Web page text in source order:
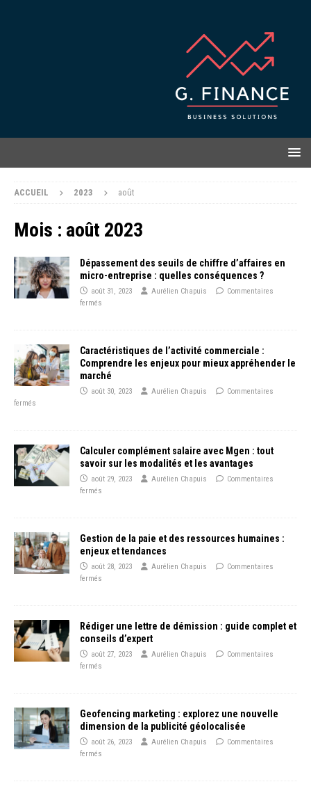
ACCUEIL 2023 août
Mois : août 2023
Dépassement des seuils de chiffre d’affaires en
micro-entreprise : quelles conséquences ?
août 31, 2023 Aurélien Chapuis
Commentaires
fermés
Caractéristiques de l’activité commerciale :
Comprendre les enjeux pour mieux appréhender le
marché
août 30, 2023 Aurélien Chapuis
Commentaires
fermés
Calculer complément salaire avec Mgen : tout
savoir sur les modalités et les avantages
août 29, 2023 Aurélien Chapuis
Commentaires
fermés
Gestion de la paie et des ressources humaines :
enjeux et tendances
août 28, 2023 Aurélien Chapuis
Commentaires
fermés
Rédiger une lettre de démission : guide complet et
conseils d’expert
août 27, 2023 Aurélien Chapuis
Commentaires
fermés
Geofencing marketing : explorez une nouvelle
dimension de la publicité géolocalisée
août 26, 2023 Aurélien Chapuis
Commentaires
fermés